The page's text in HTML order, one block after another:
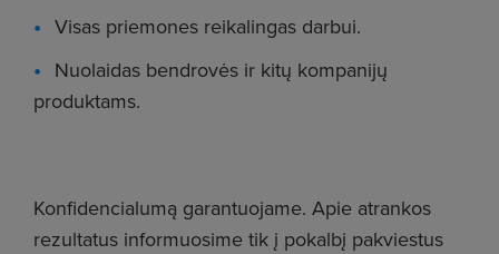
Visas priemones reikalingas darbui.
Nuolaidas bendrovės ir kitų kompanijų
produktams.
Konfidencialumą garantuojame. Apie atrankos
rezultatus informuosime tik į pokalbį pakviestus